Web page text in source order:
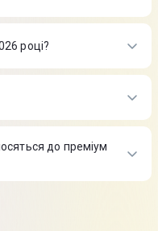
в інтернет-магазині
14 999 ₴
₴
році?
думку інтернет-магазину
14 999 ₴
₴
₴
до преміум